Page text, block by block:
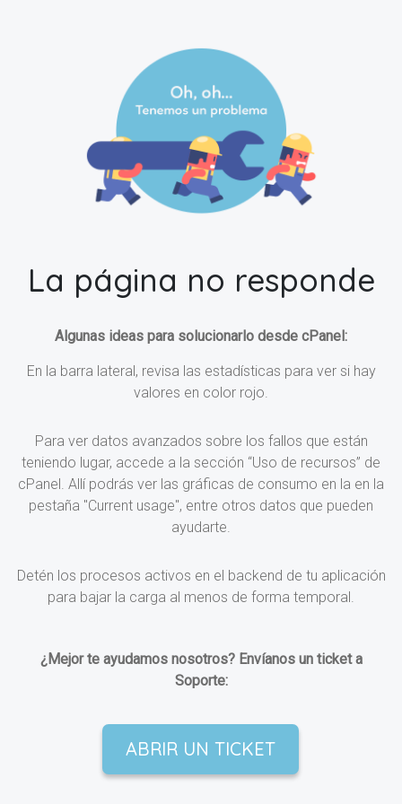
La página no responde
Algunas ideas para solucionarlo desde cPanel:
En la barra lateral, revisa las estadísticas para ver si hay
valores en color rojo.
Para ver datos avanzados sobre los fallos que están
teniendo lugar, accede a la sección “Uso de recursos” de
cPanel. Allí podrás ver las gráficas de consumo en la en la
pestaña "Current usage", entre otros datos que pueden
ayudarte.
Detén los procesos activos en el backend de tu aplicación
para bajar la carga al menos de forma temporal.
¿Mejor te ayudamos nosotros? Envíanos un ticket a
Soporte:
ABRIR UN TICKET